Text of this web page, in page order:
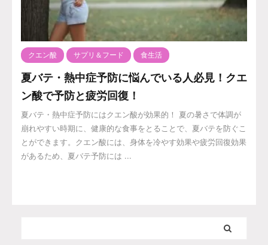
クエン酸 サプリ＆フード 食生活
夏バテ・熱中症予防に悩んでいる人必見！クエ
ン酸で予防と疲労回復！
夏バテ・熱中症予防にはクエン酸が効果的！ 夏の暑さで体調が
崩れやすい時期に、健康的な食事をとることで、夏バテを防ぐこ
とができます。クエン酸には、身体を冷やす効果や疲労回復効果
があるため、夏バテ予防には ...